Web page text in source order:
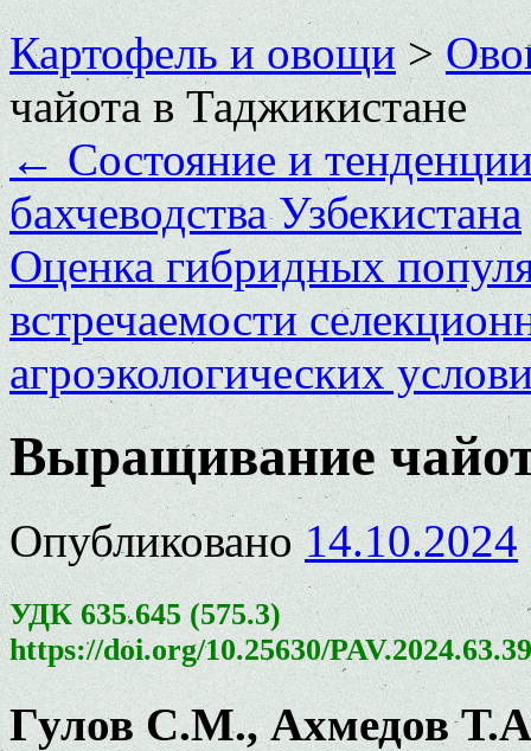
Картофель и овощи>
чайота в Таджикистане
←Состояние и
бахчеводства Узбекистана
Оценка гибридных
встречаемости
агроэкологических
Выращивание
Опубликовано 14.10.2024
УДК 635.645 (575.3)
https://doi.org/10.25630/
Гулов С.М., Ахмедов